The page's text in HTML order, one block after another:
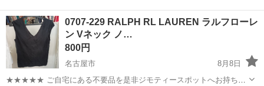
0707-229 RALPH RL LAUREN ラルフローレ
ン Vネック ノ…
800円
名古屋市
8月8日
★★★★★ ご自宅にある不要品を是非ジモティースポットへお持ち込